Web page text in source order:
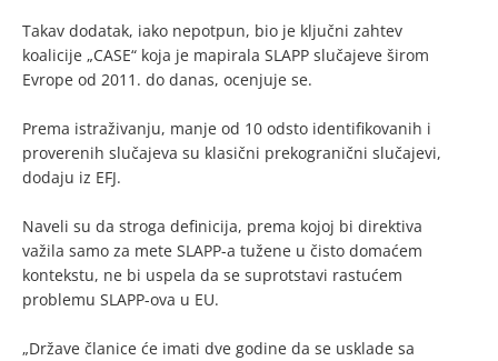
Takav dodatak, iako nepotpun, bio je ključni zahtev
koalicije „CASE“ koja je mapirala SLAPP slučajeve širom
Evrope od 2011. do danas, ocenjuje se.
Prema istraživanju, manje od 10 odsto identifikovanih i
proverenih slučajeva su klasični prekogranični slučajevi,
dodaju iz EFJ.
Naveli su da stroga definicija, prema kojoj bi direktiva
važila samo za mete SLAPP-a tužene u čisto domaćem
kontekstu, ne bi uspela da se suprotstavi rastućem
problemu SLAPP-ova u EU.
„Države članice će imati dve godine da se usklade sa